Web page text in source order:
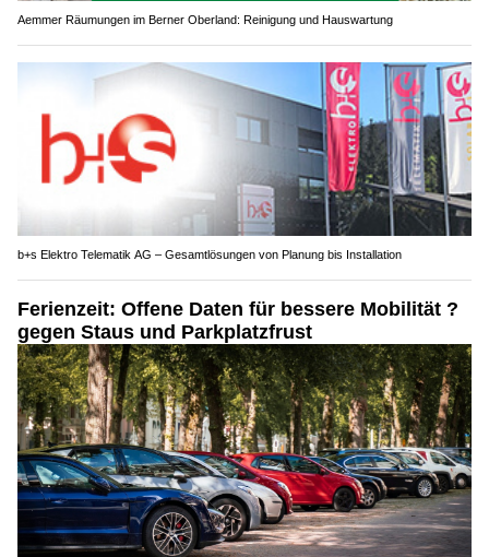
Aemmer Räumungen im Berner Oberland: Reinigung und Hauswartung
b+s Elektro Telematik AG – Gesamtlösungen von Planung bis Installation
Ferienzeit: Offene Daten für bessere Mobilität ?
gegen Staus und Parkplatzfrust